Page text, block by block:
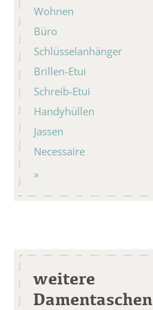
Wohnen
Büro
Schlüsselanhänger
Brillen-Etui
Schreib-Etui
Handyhüllen
Jassen
Necessaire
weitere
Damentaschen